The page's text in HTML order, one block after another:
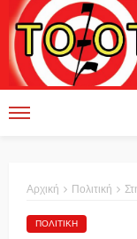
Αρχική Πολιτική Στη
ΠΟΛΙΤΙΚΉ